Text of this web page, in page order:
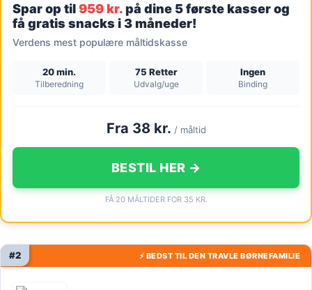
Spar op til959 kr.på dine 5 første kasser og
få gratis snacks i 3 måneder!
Verdens mest populære måltidskasse
20 min.
Tilberedning
75 Retter
Udvalg/uge
Ingen
Binding
Fra 38 kr. / måltid
BESTIL HER →
FÅ 20 MÅLTIDER FOR 35 KR.
⚡ BEDST TIL DEN TRAVLE BØRNEFAMILIE
#2